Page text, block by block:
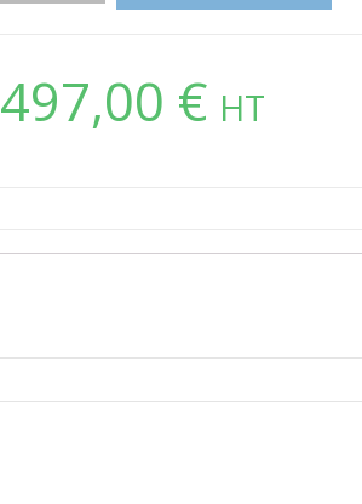
497,00 € HT